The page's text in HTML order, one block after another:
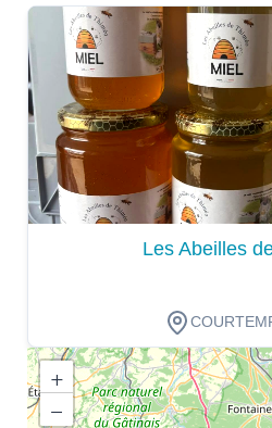
Dégustation
Les Abeilles
Dégustation
+
−